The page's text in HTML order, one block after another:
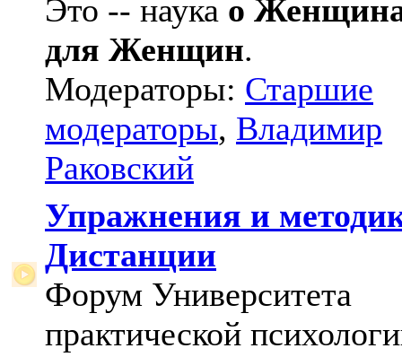
Это -- наука о
для Женщин.
Модераторы: Старшие
модераторы, Владимир
Раковский
Упражнения и
Дистанции
Форум Университета
практической